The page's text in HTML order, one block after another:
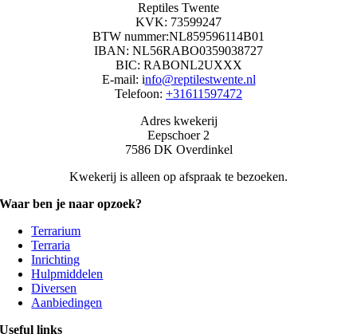
Reptiles Twente
KVK: 73599247
BTW nummer:NL859596114B01
IBAN: NL56RABO0359038727
BIC: RABONL2UXXX
E-mail: info@reptilestwente.nl
Telefoon: +31611597472
Adres kwekerij
Eepschoer 2
7586 DK Overdinkel
Kwekerij is alleen op afspraak te bezoeken.
Waar ben je naar opzoek?
Terrarium
Terraria
Inrichting
Hulpmiddelen
Diversen
Aanbiedingen
Useful links